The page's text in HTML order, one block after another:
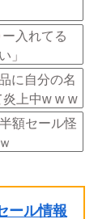
入れてる
」
に自分の名
上中w w w
額セール怪
ール情報